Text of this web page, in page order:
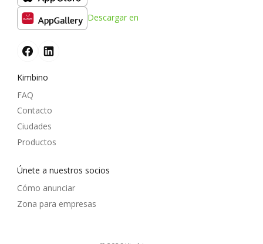
Descargar en
Kimbino
FAQ
Contacto
Ciudades
Productos
Únete a nuestros socios
Cómo anunciar
Zona para empresas